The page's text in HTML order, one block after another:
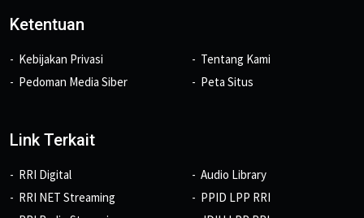
Ketentuan
Kebijakan Privasi
Pedoman Media Siber
Tentang Kami
Peta Situs
Link Terkait
RRI Digital
RRI NET Streaming
Audio Library
PPID LPP RRI